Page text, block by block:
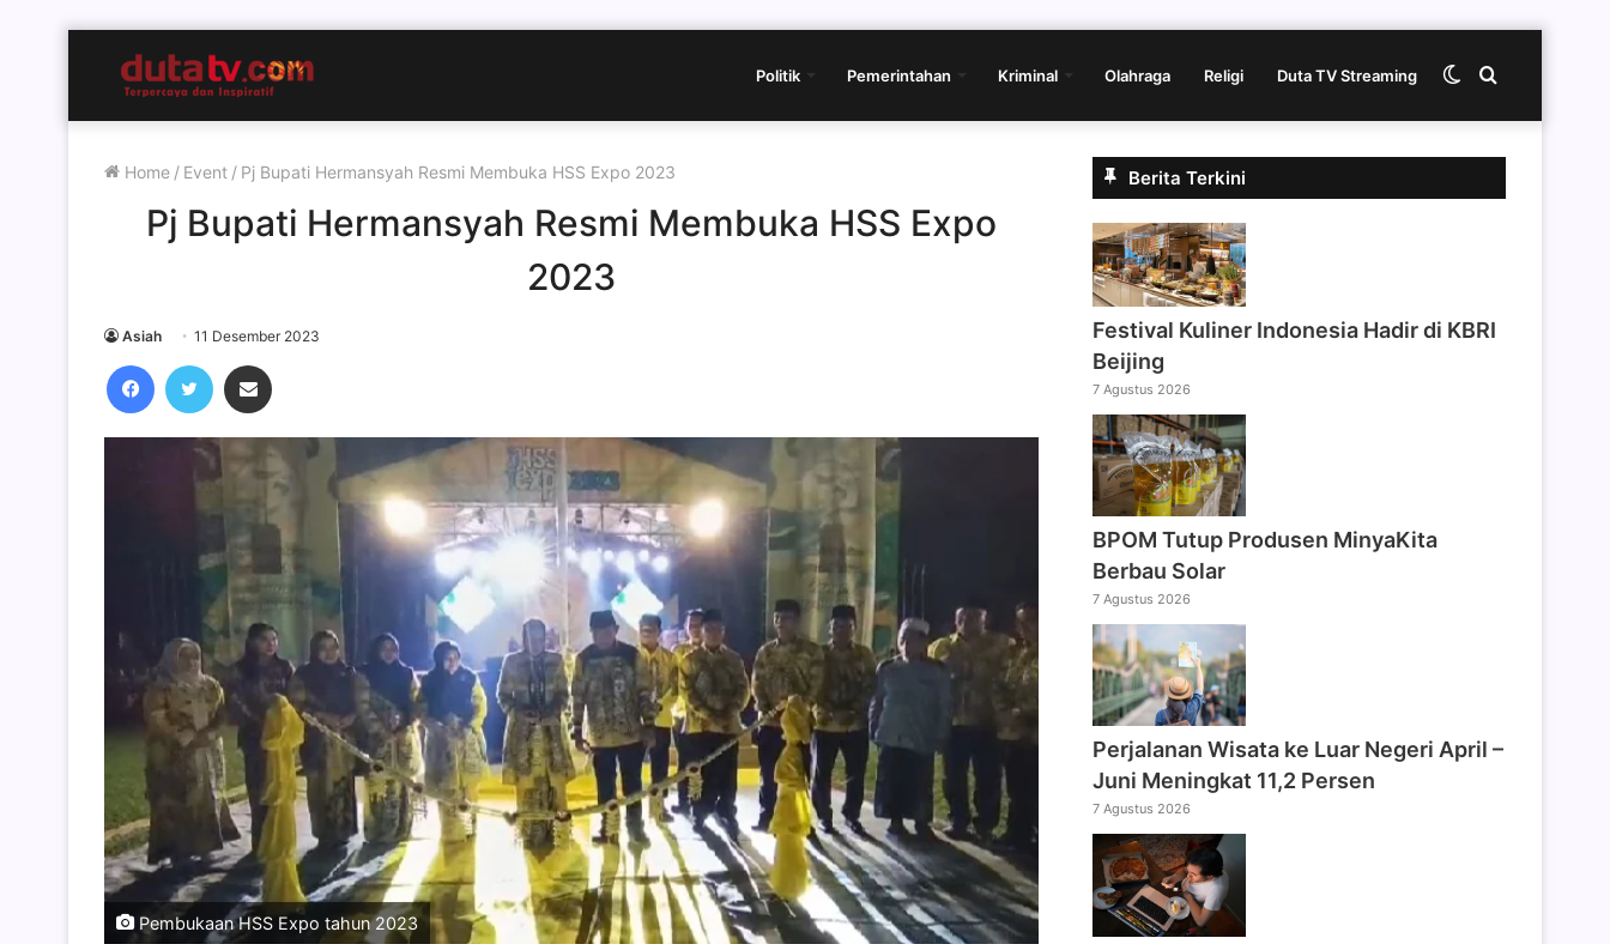
Politik Pemerintahan Kriminal Olahraga Religi Duta TV Streaming Cari
Switch
Home / Event / Pj Bupati Hermansyah Resmi Membuka HSS Expo 2023
Pj Bupati Hermansyah Resmi Membuka HSS Expo
2023
Asiah 11 Desember 2023
FacebookTwitter
Pembukaan HSS Expo tahun 2023
Berita Terkini
Festival Kuliner Indonesia Hadir di KBRI
Beijing
7 Agustus 2026
BPOM Tutup Produsen MinyaKita
Berbau Solar
7 Agustus 2026
Perjalanan Wisata ke Luar Negeri April –
Juni Meningkat 11,2 Persen
7 Agustus 2026